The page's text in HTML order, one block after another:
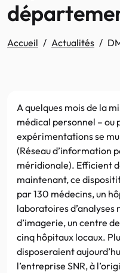
Accueil Actualités
A quelques mois de la
médical personnel –
expérimentations se
(Réseau d’information
méridionale). Efficient
maintenant, ce
par 130 médecins, un
laboratoires
d’imagerie, un centre
cinq hôpitaux locaux.
disposeraient
l’entreprise SNR, à